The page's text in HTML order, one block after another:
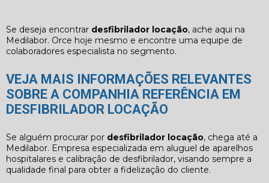
Se deseja encontrar desfibrilador locação, ache aqui na
Medilabor. Orce hoje mesmo e encontre uma equipe de
colaboradores especialista no segmento.
VEJA MAIS INFORMAÇÕES RELEVANTES
SOBRE A COMPANHIA REFERÊNCIA EM
DESFIBRILADOR LOCAÇÃO
Se alguém procurar por desfibrilador locação, chega até a
Medilabor. Empresa especializada em aluguel de aparelhos
hospitalares e calibração de desfibrilador, visando sempre a
qualidade final para obter a fidelização do cliente.